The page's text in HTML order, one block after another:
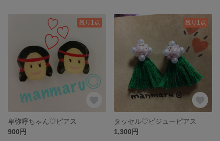
残り1点
卑弥呼ちゃん♡ピアス
900円
残り1点
タッセル♡ビジューピアス
1,300円